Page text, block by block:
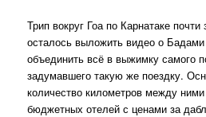
Трип вокруг Гоа по Карнатаке
осталось выложить видео о
объединить всё в выжимку самого
задумавшего такую же поездку.
количество километров между
бюджетных отелей с ценами за